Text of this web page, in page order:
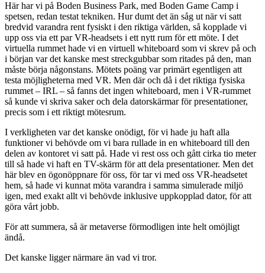
Här har vi på Boden Business Park, med Boden Game Camp i
spetsen, redan testat tekniken. Hur dumt det än såg ut när vi satt
bredvid varandra rent fysiskt i den riktiga världen, så kopplade vi
upp oss via ett par VR-headsets i ett nytt rum för ett möte. I det
virtuella rummet hade vi en virtuell whiteboard som vi skrev på och
i början var det kanske mest streckgubbar som ritades på den, man
måste börja någonstans. Mötets poäng var primärt egentligen att
testa möjligheterna med VR. Men där och då i det riktiga fysiska
rummet – IRL – så fanns det ingen whiteboard, men i VR-rummet
så kunde vi skriva saker och dela datorskärmar för presentationer,
precis som i ett riktigt mötesrum.
I verkligheten var det kanske onödigt, för vi hade ju haft alla
funktioner vi behövde om vi bara rullade in en whiteboard till den
delen av kontoret vi satt på. Hade vi rest oss och gått cirka tio meter
till så hade vi haft en TV-skärm för att dela presentationer. Men det
här blev en ögonöppnare för oss, för tar vi med oss VR-headsetet
hem, så hade vi kunnat möta varandra i samma simulerade miljö
igen, med exakt allt vi behövde inklusive uppkopplad dator, för att
göra vårt jobb.
För att summera, så är metaverse förmodligen inte helt omöjligt
ändå.
Det kanske ligger närmare än vad vi tror.